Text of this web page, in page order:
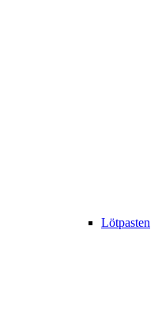
Lötpasten